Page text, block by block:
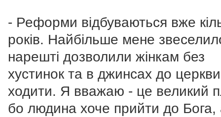
- Реформи відбуваються вже
років. Найбільше мене
нарешті дозволили жінкам без
хустинок та в джинсах до церкви
ходити. Я вважаю - це великий
бо людина хоче прийти до Бога,